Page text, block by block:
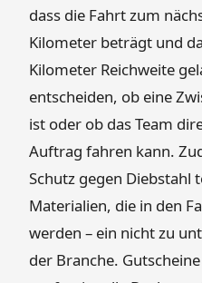
dass die Fahrt zum
Kilometer beträgt und
Kilometer Reichweite
entscheiden, ob eine
ist oder ob das Team
Auftrag fahren kann.
Schutz gegen Diebstahl
Materialien, die in den
werden – ein nicht zu
der Branche.